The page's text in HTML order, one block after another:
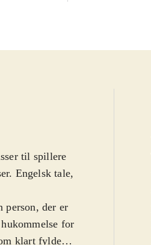
til spillere
Engelsk tale,
person, der er
for
klart fylder